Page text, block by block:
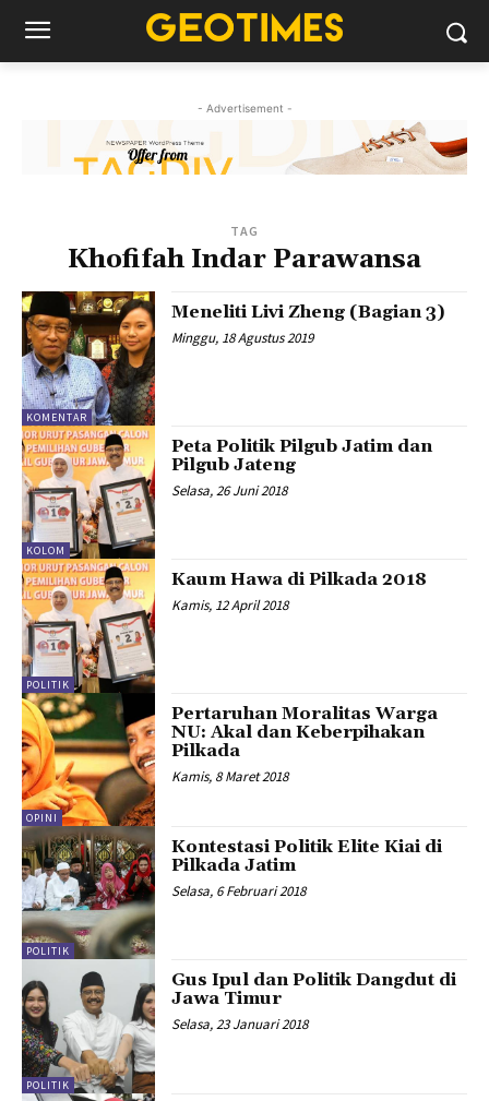
- Advertisement -
TAG
Khofifah Indar Parawansa
KOMENTAR
Meneliti Livi Zheng (Bagian 3)
Minggu, 18 Agustus 2019
KOLOM
Peta Politik Pilgub Jatim dan
Pilgub Jateng
Selasa, 26 Juni 2018
POLITIK
Kaum Hawa di Pilkada 2018
Kamis, 12 April 2018
OPINI
Pertaruhan Moralitas Warga
NU: Akal dan Keberpihakan
Pilkada
Kamis, 8 Maret 2018
POLITIK
Kontestasi Politik Elite Kiai di
Pilkada Jatim
Selasa, 6 Februari 2018
POLITIK
Gus Ipul dan Politik Dangdut di
Jawa Timur
Selasa, 23 Januari 2018